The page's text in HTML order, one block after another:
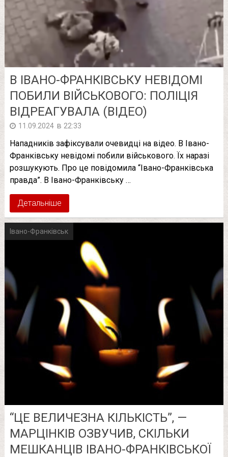
В ІВАНО-ФРАНКІВСЬКУ НЕВІДОМІ
ПОБИЛИ ВІЙСЬКОВОГО: ПОЛІЦІЯ
ВІДРЕАГУВАЛА (ВІДЕО)
11.09.2024 в 22:33
Нападників зафіксували очевидці на відео. В Івано-
Франківську невідомі побили військового. Їх наразі
розшукують. Про це повідомила “Івано-Франківська
правда”. В Івано-Франківську …
Детальніше
Івано-Франківськ
“ЦЕ ВЕЛИЧЕЗНА КІЛЬКІСТЬ”, —
МАРЦІНКІВ ОЗВУЧИВ, СКІЛЬКИ
МЕШКАНЦІВ ІВАНО-ФРАНКІВСЬКОЇ